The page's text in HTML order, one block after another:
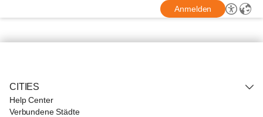
Anmelden
CITIES
Help Center
Verbundene Städte